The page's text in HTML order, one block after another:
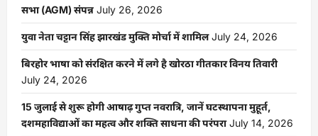
सभा (AGM) संपन्न July 26, 2026
युवा नेता चट्टान सिंह झारखंड मुक्ति मोर्चा में शामिल July 24, 2026
बिरहोर भाषा को संरक्षित करने में लगे है खोरठा गीतकार विनय तिवारी
July 24, 2026
15 जुलाई से शुरू होगी आषाढ़ गुप्त नवरात्रि, जानें घटस्थापना मुहूर्त,
दशमहाविद्याओं का महत्व और शक्ति साधना की परंपरा July 14, 2026